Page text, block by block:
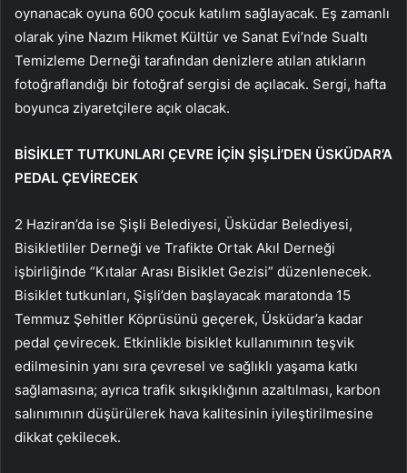
oynanacak oyuna 600 çocuk katılım sağlayacak. Eş zamanlı
olarak yine Nazım Hikmet Kültür ve Sanat Evi’nde Sualtı
Temizleme Derneği tarafından denizlere atılan atıkların
fotoğraflandığı bir fotoğraf sergisi de açılacak. Sergi, hafta
boyunca ziyaretçilere açık olacak.
BİSİKLET TUTKUNLARI ÇEVRE İÇİN ŞİŞLİ’DEN ÜSKÜDAR’A
PEDAL ÇEVİRECEK
2 Haziran’da ise Şişli Belediyesi, Üsküdar Belediyesi,
Bisikletliler Derneği ve Trafikte Ortak Akıl Derneği
işbirliğinde “Kıtalar Arası Bisiklet Gezisi” düzenlenecek.
Bisiklet tutkunları, Şişli’den başlayacak maratonda 15
Temmuz Şehitler Köprüsünü geçerek, Üsküdar’a kadar
pedal çevirecek. Etkinlikle bisiklet kullanımının teşvik
edilmesinin yanı sıra çevresel ve sağlıklı yaşama katkı
sağlamasına; ayrıca trafik sıkışıklığının azaltılması, karbon
salınımının düşürülerek hava kalitesinin iyileştirilmesine
dikkat çekilecek.